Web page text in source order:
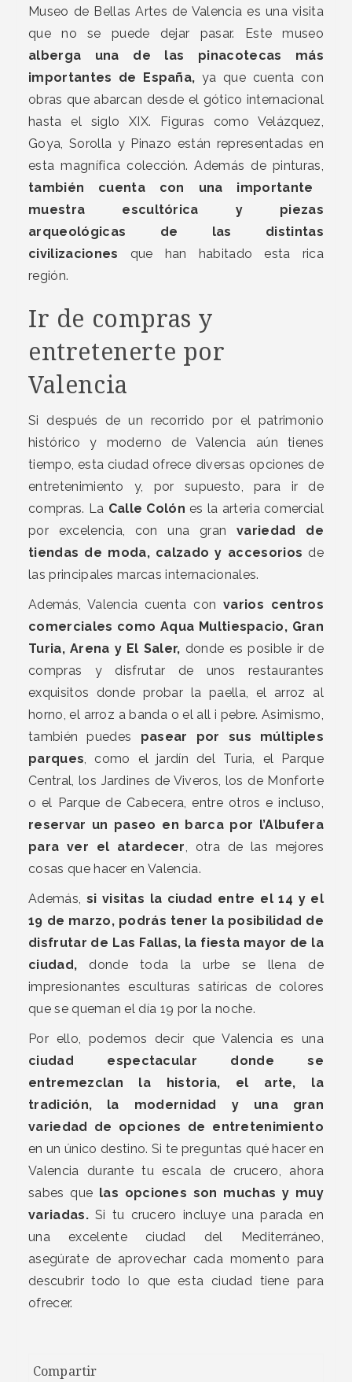
Museo de Bellas Artes de Valencia es una visita
que no se puede dejar pasar. Este museo
alberga una de las pinacotecas más
importantes de España, ya que cuenta con
obras que abarcan desde el gótico internacional
hasta el siglo XIX. Figuras como Velázquez,
Goya, Sorolla y Pinazo están representadas en
esta magnífica colección. Además de pinturas,
también cuenta con una importante
muestra escultórica y piezas
arqueológicas de las distintas
civilizaciones que han habitado esta rica
región.
Ir de compras y
entretenerte por
Valencia
Si después de un recorrido por el patrimonio
histórico y moderno de Valencia aún tienes
tiempo, esta ciudad ofrece diversas opciones de
entretenimiento y, por supuesto, para ir de
compras. La Calle Colón es la arteria comercial
por excelencia, con una gran variedad de
tiendas de moda, calzado y accesorios de
las principales marcas internacionales.
Además, Valencia cuenta con varios centros
comerciales como Aqua Multiespacio, Gran
Turia, Arena y El Saler, donde es posible ir de
compras y disfrutar de unos restaurantes
exquisitos donde probar la paella, el arroz al
horno, el arroz a banda o el all i pebre. Asimismo,
también puedes pasear por sus múltiples
parques, como el jardín del Turia, el Parque
Central, los Jardines de Viveros, los de Monforte
o el Parque de Cabecera, entre otros e incluso,
reservar un paseo en barca por l’Albufera
para ver el atardecer, otra de las mejores
cosas que hacer en Valencia.
Además, si visitas la ciudad entre el 14 y el
19 de marzo, podrás tener la posibilidad de
disfrutar de Las Fallas, la fiesta mayor de la
ciudad, donde toda la urbe se llena de
impresionantes esculturas satíricas de colores
que se queman el día 19 por la noche.
Por ello, podemos decir que Valencia es una
ciudad espectacular donde se
entremezclan la historia, el arte, la
tradición, la modernidad y una gran
variedad de opciones de entretenimiento
en un único destino. Si te preguntas qué hacer en
Valencia durante tu escala de crucero, ahora
sabes que las opciones son muchas y muy
variadas.Si tu crucero incluye una parada en
una excelente ciudad del Mediterráneo,
asegúrate de aprovechar cada momento para
descubrir todo lo que esta ciudad tiene para
ofrecer.
Compartir